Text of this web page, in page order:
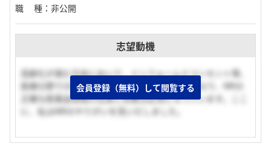
職種 ： 非公開
志望動機
高齢化が進む日本において、インフォームドコンセント等、
医療分野での情報の持つ意味はますます大きくなり、MRの
正確な医薬品情報の伝達と収集は必須となっています。ここ
に、私はMRのやりがいを見いだしました。
会員登録（無料）して閲覧する